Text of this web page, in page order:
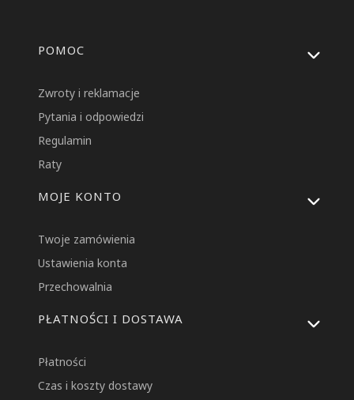
Linki w stopce
POMOC
Zwroty i reklamacje
Pytania i odpowiedzi
Regulamin
Raty
MOJE KONTO
Twoje zamówienia
Ustawienia konta
Przechowalnia
PŁATNOŚCI I DOSTAWA
Płatności
Czas i koszty dostawy